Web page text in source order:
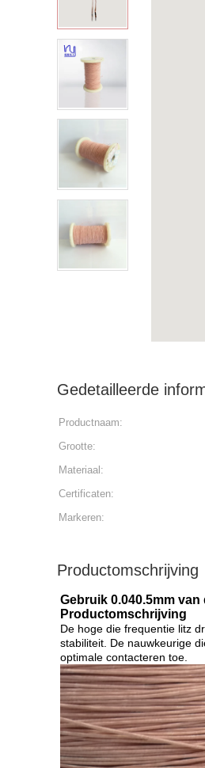
Gedetailleerde
Productnaam:
Grootte:
Materiaal:
Certificaten:
Markeren:
Productomschrijving
Gebruik 0.040.5mm
Productomschrijving
De hoge die frequentie litz
stabiliteit. De nauwkeurige
optimale contacteren toe.